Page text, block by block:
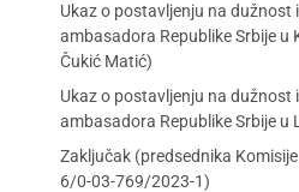
Ukaz o postavljenju na
ambasadora Republike Srbije u
Čukić Matić)
Ukaz o postavljenju na
ambasadora Republike Srbije u
Zaključak (predsednika
6/0-03-769/2023-1)